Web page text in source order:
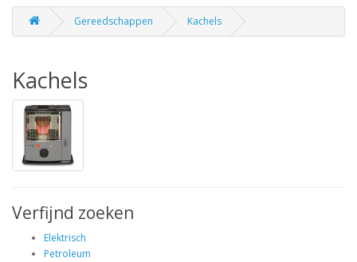
Gereedschappen Kachels
Kachels
Verfijnd zoeken
Elektrisch
Petroleum